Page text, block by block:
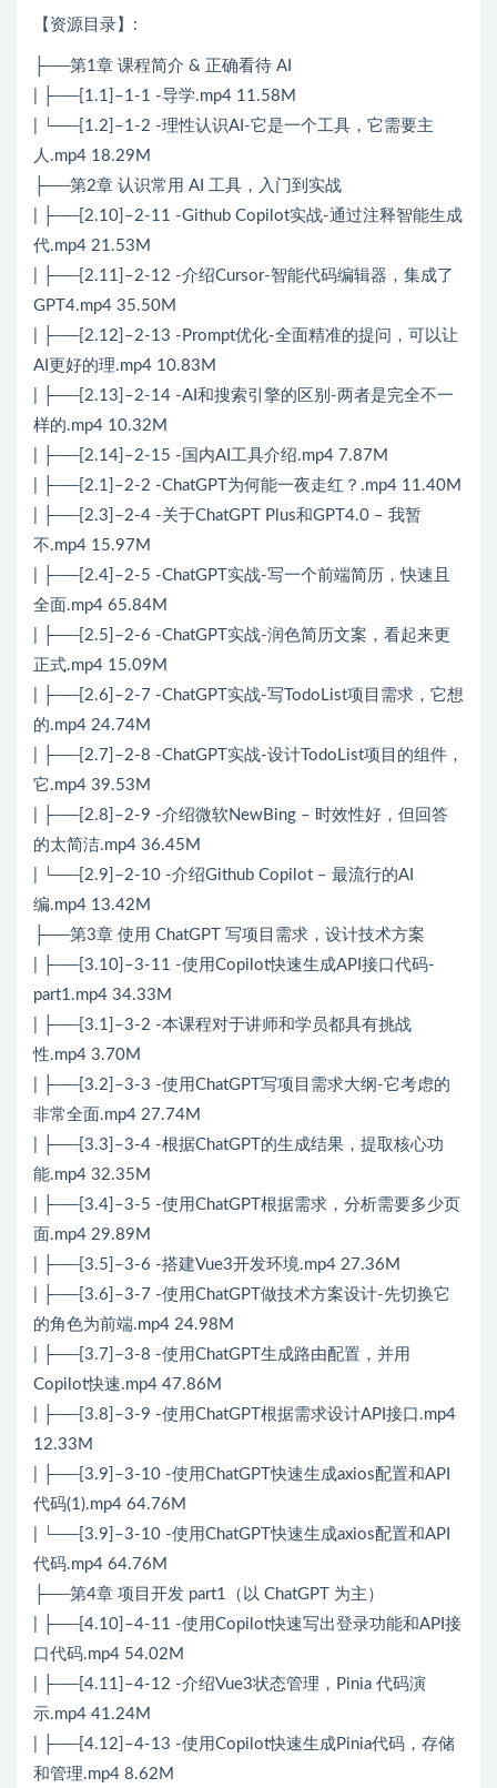
【资源目录】:
├──第1章 课程简介 & 正确看待 AI
| ├──[1.1]–1-1 -导学.mp4 11.58M
| └──[1.2]–1-2 -理性认识AI-它是一个工具，它需要主
人.mp4 18.29M
├──第2章 认识常用 AI 工具，入门到实战
| ├──[2.10]–2-11 -Github Copilot实战-通过注释智能生成
代.mp4 21.53M
| ├──[2.11]–2-12 -介绍Cursor-智能代码编辑器，集成了
GPT4.mp4 35.50M
| ├──[2.12]–2-13 -Prompt优化-全面精准的提问，可以让
AI更好的理.mp4 10.83M
| ├──[2.13]–2-14 -AI和搜索引擎的区别-两者是完全不一
样的.mp4 10.32M
| ├──[2.14]–2-15 -国内AI工具介绍.mp4 7.87M
| ├──[2.1]–2-2 -ChatGPT为何能一夜走红？.mp4 11.40M
| ├──[2.3]–2-4 -关于ChatGPT Plus和GPT4.0 – 我暂
不.mp4 15.97M
| ├──[2.4]–2-5 -ChatGPT实战-写一个前端简历，快速且
全面.mp4 65.84M
| ├──[2.5]–2-6 -ChatGPT实战-润色简历文案，看起来更
正式.mp4 15.09M
| ├──[2.6]–2-7 -ChatGPT实战-写TodoList项目需求，它想
的.mp4 24.74M
| ├──[2.7]–2-8 -ChatGPT实战-设计TodoList项目的组件，
它.mp4 39.53M
| ├──[2.8]–2-9 -介绍微软NewBing – 时效性好，但回答
的太简洁.mp4 36.45M
| └──[2.9]–2-10 -介绍Github Copilot – 最流行的AI
编.mp4 13.42M
├──第3章 使用 ChatGPT 写项目需求，设计技术方案
| ├──[3.10]–3-11 -使用Copilot快速生成API接口代码-
part1.mp4 34.33M
| ├──[3.1]–3-2 -本课程对于讲师和学员都具有挑战
性.mp4 3.70M
| ├──[3.2]–3-3 -使用ChatGPT写项目需求大纲-它考虑的
非常全面.mp4 27.74M
| ├──[3.3]–3-4 -根据ChatGPT的生成结果，提取核心功
能.mp4 32.35M
| ├──[3.4]–3-5 -使用ChatGPT根据需求，分析需要多少页
面.mp4 29.89M
| ├──[3.5]–3-6 -搭建Vue3开发环境.mp4 27.36M
| ├──[3.6]–3-7 -使用ChatGPT做技术方案设计-先切换它
的角色为前端.mp4 24.98M
| ├──[3.7]–3-8 -使用ChatGPT生成路由配置，并用
Copilot快速.mp4 47.86M
| ├──[3.8]–3-9 -使用ChatGPT根据需求设计API接口.mp4
12.33M
| ├──[3.9]–3-10 -使用ChatGPT快速生成axios配置和API
代码(1).mp4 64.76M
| └──[3.9]–3-10 -使用ChatGPT快速生成axios配置和API
代码.mp4 64.76M
├──第4章 项目开发 part1（以 ChatGPT 为主）
| ├──[4.10]–4-11 -使用Copilot快速写出登录功能和API接
口代码.mp4 54.02M
| ├──[4.11]–4-12 -介绍Vue3状态管理，Pinia 代码演
示.mp4 41.24M
| ├──[4.12]–4-13 -使用Copilot快速生成Pinia代码，存储
和管理.mp4 8.62M